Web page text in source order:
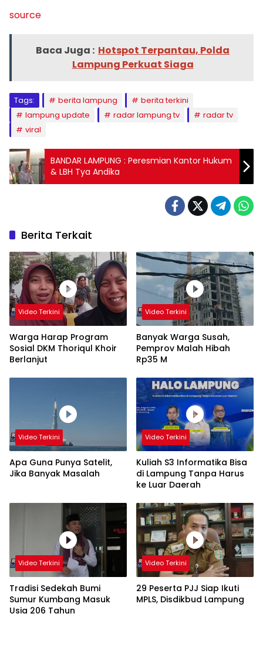
source
Baca Juga : Hotspot Terpantau, Polda
Lampung Perkuat Siaga
Tags: berita lampung
berita terkini
lampung update
radar lampung tv
radar tv
viral
BANDAR LAMPUNG : Peresmian Kantor Hukum
& LBH Tya Andika
Berita Terkait
Video Terkini
Warga Harap Program
Sosial DKM Thoriqul Khoir
Berlanjut
Video Terkini
Banyak Warga Susah,
Pemprov Malah Hibah
Rp35 M
Video Terkini
Apa Guna Punya Satelit,
Jika Banyak Masalah
Video Terkini
Kuliah S3 Informatika Bisa
di Lampung Tanpa Harus
ke Luar Daerah
Video Terkini
Tradisi Sedekah Bumi
Sumur Kumbang Masuk
Usia 206 Tahun
Video Terkini
29 Peserta PJJ Siap Ikuti
MPLS, Disdikbud Lampung